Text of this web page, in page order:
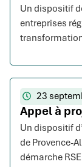
Un dispositif
entreprises
23
Appel à
Un dispositif
de Provence-
démarche